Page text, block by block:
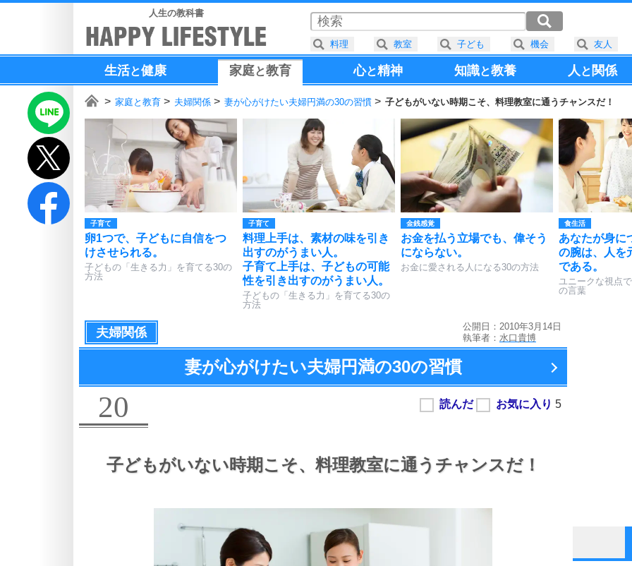
人生の教科書
生活と健康 家庭と教育 心と精神 知識と教養 人と 関係
家庭と教育 夫婦関係 妻が心がけたい夫婦円満の30の習慣 子どもがいない時期こそ、料理教室に通うチャンスだ！
子育て
卵1つで、子どもに自信をつ
けさせられる。
子どもの「生きる力」を育てる30の
方法
子育て
料理上手は、素材の味を引き
出すのがうまい人。
子育て上手は、子どもの可能
性を引き出すのがうまい人。
子どもの「生きる力」を育てる30の
方法
金銭感覚
お金を払う立場でも、偉そう
にならない。
お金に愛される人になる30の方法
食生活
あなたが身に
の腕は、人を
である。
ユニークな視点
の言葉
夫婦関係
公開日：2010年3月14日
執筆者： 水口貴博
妻が心がけたい夫婦円満の30の習慣
20
子どもがいない時期こそ、 料理教室に通うチャンスだ！
料理 教室 子ども 機会 友人